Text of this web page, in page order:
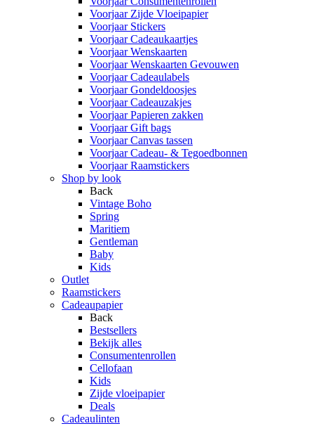
Voorjaar Zijde Vloeipapier
Voorjaar Stickers
Voorjaar Cadeaukaartjes
Voorjaar Wenskaarten
Voorjaar Wenskaarten Gevouwen
Voorjaar Cadeaulabels
Voorjaar Gondeldoosjes
Voorjaar Cadeauzakjes
Voorjaar Papieren zakken
Voorjaar Gift bags
Voorjaar Canvas tassen
Voorjaar Cadeau- & Tegoedbonnen
Voorjaar Raamstickers
Shop by look
Back
Vintage Boho
Spring
Maritiem
Gentleman
Baby
Kids
Outlet
Raamstickers
Cadeaupapier
Back
Bestsellers
Bekijk alles
Consumentenrollen
Cellofaan
Kids
Zijde vloeipapier
Deals
Cadeaulinten